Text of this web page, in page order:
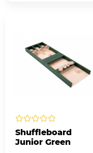
Shuffleboard
Junior Green